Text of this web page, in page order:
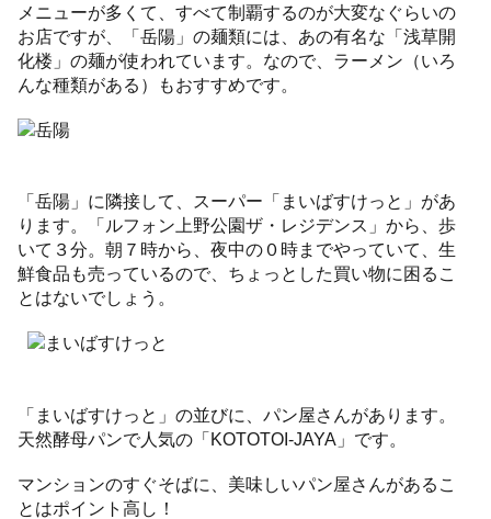
メニューが多くて、すべて制覇するのが大変なぐらいの
お店ですが、「岳陽」の麺類には、あの有名な「浅草開
化楼」の麺が使われています。なので、ラーメン（いろ
んな種類がある）もおすすめです。
「岳陽」に隣接して、スーパー「まいばすけっと」があ
ります。「ルフォン上野公園ザ・レジデンス」から、歩
いて３分。朝７時から、夜中の０時までやっていて、生
鮮食品も売っているので、ちょっとした買い物に困るこ
とはないでしょう。
「まいばすけっと」の並びに、パン屋さんがあります。
天然酵母パンで人気の「KOTOTOI-JAYA」です。
マンションのすぐそばに、美味しいパン屋さんがあるこ
とはポイント高し！